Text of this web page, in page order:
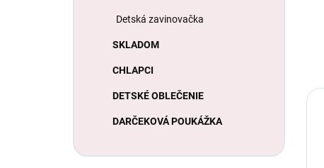
Detská zavinovačka
SKLADOM
CHLAPCI
DETSKÉ OBLEČENIE
DARČEKOVÁ POUKÁŽKA